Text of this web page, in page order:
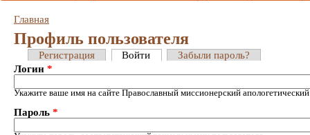
Главная
Профиль пользователя
Регистрация Войти
Забыли пароль?
Логин *
Укажите ваше имя на сайте Православный миссионерский
Пароль *